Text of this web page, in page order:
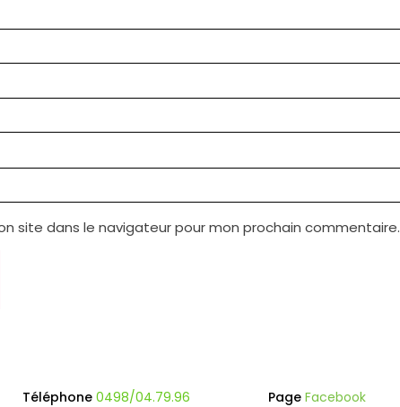
site dans le navigateur pour mon prochain commentaire.
Téléphone0498/04.79.96 Page Facebook